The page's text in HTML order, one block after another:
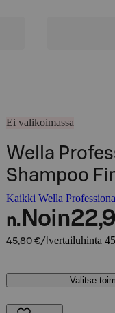
Ei valikoimassa
Wella
Shampoo
Kaikki Wella
n. Noin
45,80 €/l vertailuhinta
Valitse